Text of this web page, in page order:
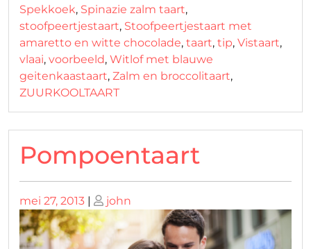
Spekkoek, Spinazie zalm taart,
stoofpeertjestaart, Stoofpeertjestaart met
amaretto en witte chocolade, taart, tip, Vistaart,
vlaai, voorbeeld, Witlof met blauwe
geitenkaastaart, Zalm en broccolitaart,
ZUURKOOLTAART
Pompoentaart
Geplaatst
op
mei 27, 2013 | Geplaatst
op
john